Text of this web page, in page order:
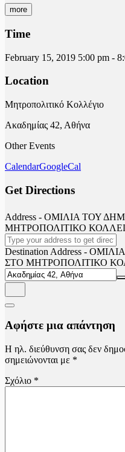
more
Time
February 15, 2019 5:00 pm -
Location
Μητροπολιτικό Κολλέγιο
Ακαδημίας 42, Αθήνα
Other Events
CalendarGoogleCal
Get Directions
Address - ΟΜΙΛΙΑ ΤΟΥ
ΜΗΤΡΟΠΟΛΙΤΙΚΟ
Destination Address -
ΣΤΟ ΜΗΤΡΟΠΟΛΙΤΙΚΟ
Αφήστε μια απάντηση
Η ηλ. διεύθυνση σας δεν
σημειώνονται με *
Σχόλιο *